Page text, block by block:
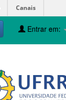
Canais
Entrar em: